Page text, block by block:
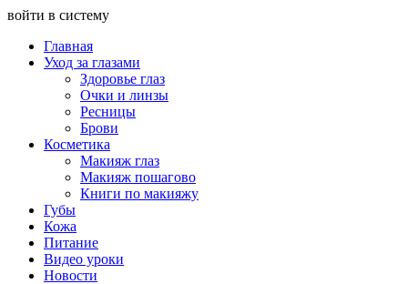
войти в систему
Главная
Уход за глазами
Здоровье глаз
Очки и линзы
Ресницы
Брови
Косметика
Макияж глаз
Макияж пошагово
Книги по макияжу
Губы
Кожа
Питание
Видео уроки
Новости